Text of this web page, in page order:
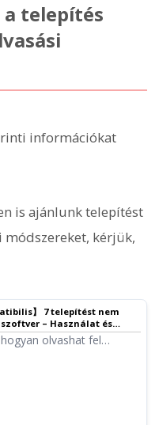
a telepítés
információkat
is ajánlunk telepítést
módszereket, kérjük,
】 7 telepítést nem
– Használat és
olvashat fel